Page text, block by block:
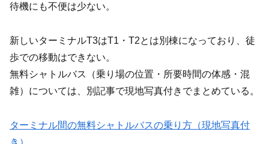
待機にも不便は少ない。
新しいターミナルT3はT1・T2とは別棟になっており、徒
歩での移動はできない。
無料シャトルバス（乗り場の位置・所要時間の体感・混
雑）については、別記事で現地写真付きでまとめている。
ターミナル間の無料シャトルバスの乗り方（現地写真付
き）